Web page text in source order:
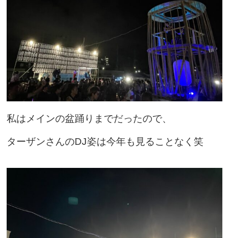
私はメインの盆踊りまでだったので、
ターザンさんのDJ姿は今年も見ることなく笑